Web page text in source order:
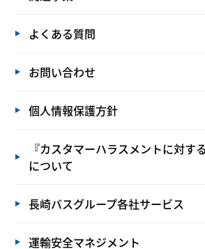
よくある質問
お問い合わせ
個人情報保護方針
『カスタマーハラスメントに対す
について
長崎バスグループ各社サービス
運輸安全マネジメント